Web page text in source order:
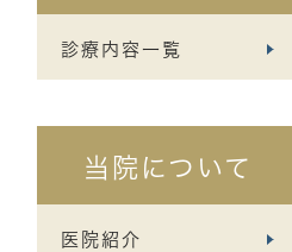
診療内容一覧
当院について
医院紹介